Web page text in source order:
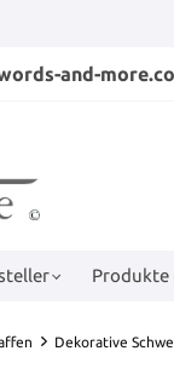
and-
Produkte
Dekorative